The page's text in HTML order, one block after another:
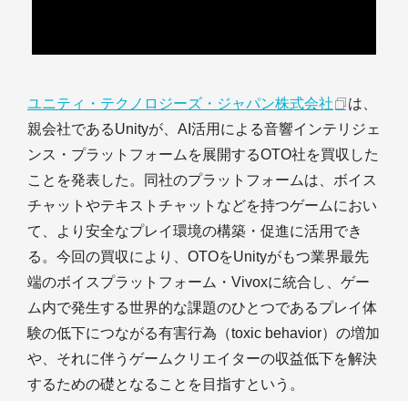
ユニティ・テクノロジーズ・ジャパン株式会社
は、
親会社であるUnityが、AI活用による音響インテリジェ
ンス・プラットフォームを展開するOTO社を買収した
ことを発表した。同社のプラットフォームは、ボイス
チャットやテキストチャットなどを持つゲームにおい
て、より安全なプレイ環境の構築・促進に活用でき
る。今回の買収により、OTOをUnityがもつ業界最先
端のボイスプラットフォーム・Vivoxに統合し、ゲー
ム内で発生する世界的な課題のひとつであるプレイ体
験の低下につながる有害行為（toxic behavior）の増加
や、それに伴うゲームクリエイターの収益低下を解決
するための礎となることを目指すという。